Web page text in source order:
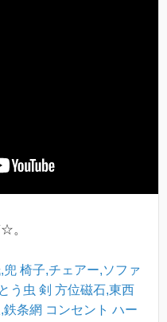
。
兜 椅子,チェアー,ソファ
う虫 剣 方位磁石,東西
鉄条網 コンセント ハー